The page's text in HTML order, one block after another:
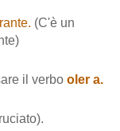
(C'è un
il verbo oler a.